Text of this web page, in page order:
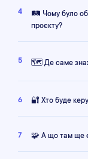
4
🛤 Чому було
проєкту?
5 🗺 Де саме
6 🔐 Хто буде
7 🧩 А що там ще